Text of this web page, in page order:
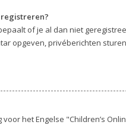
of je al dan niet
opgeven, privéberichten
voor het Engelse "Children’s